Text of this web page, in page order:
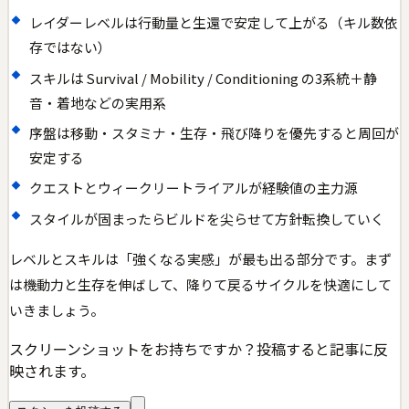
レイダーレベルは行動量と生還で安定して上がる（キル数依
存ではない）
スキルは Survival / Mobility / Conditioning の3系統＋静
音・着地などの実用系
序盤は移動・スタミナ・生存・飛び降りを優先すると周回が
安定する
クエストとウィークリートライアルが経験値の主力源
スタイルが固まったらビルドを尖らせて方針転換していく
レベルとスキルは「強くなる実感」が最も出る部分です。まず
は機動力と生存を伸ばして、降りて戻るサイクルを快適にして
いきましょう。
スクリーンショットをお持ちですか？投稿すると記事に反
映されます。